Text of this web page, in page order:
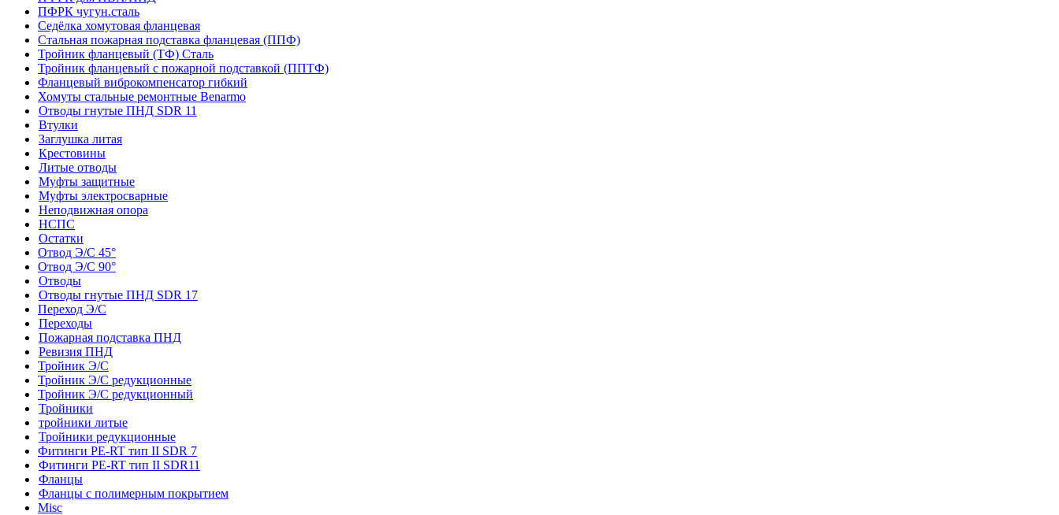
ПФРК чугун.сталь
Седёлка хомутовая фланцевая
Стальная пожарная подставка фланцевая (ППФ)
Тройник фланцевый (ТФ) Сталь
Тройник фланцевый с пожарной подставкой (ППТФ)
Фланцевый виброкомпенсатор гибкий
Хомуты стальные ремонтные Benarmo
Отводы гнутые ПНД SDR 11
Втулки
Заглушка литая
Крестовины
Литые отводы
Муфты защитные
Муфты электросварные
Неподвижная опора
НСПС
Остатки
Отвод Э/С 45°
Отвод Э/С 90°
Отводы
Отводы гнутые ПНД SDR 17
Переход Э/С
Переходы
Пожарная подставка ПНД
Ревизия ПНД
Тройник Э/С
Тройник Э/С редукционные
Тройник Э/С редукционный
Тройники
тройники литые
Тройники редукционные
Фитинги PE-RT тип II SDR 7
Фитинги PE-RT тип II SDR11
Фланцы
Фланцы с полимерным покрытием
Misc